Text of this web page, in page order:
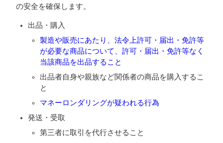
の安全を確保します。
出品・購入
製造や販売にあたり、法令上許可・届出・免許等
が必要な商品について、許可・届出・免許等なく
当該商品を出品すること
出品者自身や親族など関係者の商品を購入するこ
と
マネーロンダリングが疑われる行為
発送・受取
第三者に取引を代行させること